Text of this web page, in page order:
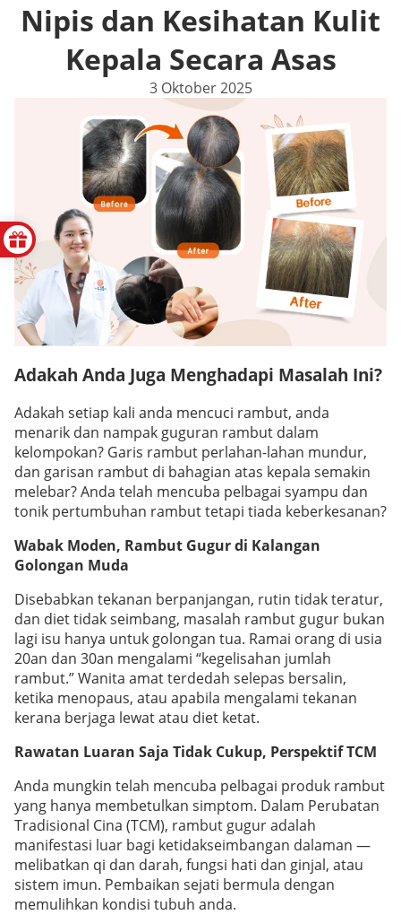
Nipis dan Kesihatan Kulit
Kepala Secara Asas
3 Oktober 2025
Adakah Anda Juga Menghadapi Masalah Ini?
Adakah setiap kali anda mencuci rambut, anda
menarik dan nampak guguran rambut dalam
kelompokan? Garis rambut perlahan-lahan mundur,
dan garisan rambut di bahagian atas kepala semakin
melebar? Anda telah mencuba pelbagai syampu dan
tonik pertumbuhan rambut tetapi tiada keberkesanan?
Wabak Moden, Rambut Gugur di Kalangan
Golongan Muda
Disebabkan tekanan berpanjangan, rutin tidak teratur,
dan diet tidak seimbang, masalah rambut gugur bukan
lagi isu hanya untuk golongan tua. Ramai orang di usia
20an dan 30an mengalami “kegelisahan jumlah
rambut.” Wanita amat terdedah selepas bersalin,
ketika menopaus, atau apabila mengalami tekanan
kerana berjaga lewat atau diet ketat.
Rawatan Luaran Saja Tidak Cukup, Perspektif TCM
Anda mungkin telah mencuba pelbagai produk rambut
yang hanya membetulkan simptom. Dalam Perubatan
Tradisional Cina (TCM), rambut gugur adalah
manifestasi luar bagi ketidakseimbangan dalaman —
melibatkan qi dan darah, fungsi hati dan ginjal, atau
sistem imun. Pembaikan sejati bermula dengan
memulihkan kondisi tubuh anda.